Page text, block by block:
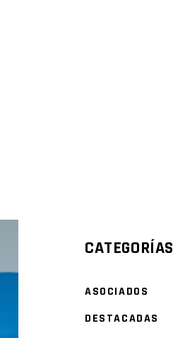
CATEGORÍAS
ASOCIADOS
DESTACADAS